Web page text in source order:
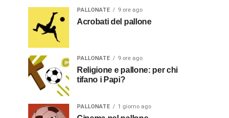
PALLONATE 9 ore ago
Acrobati del pallone
PALLONATE 9 ore ago
Religione e pallone: per chi
tifano i Papi?
PALLONATE 1 giorno ago